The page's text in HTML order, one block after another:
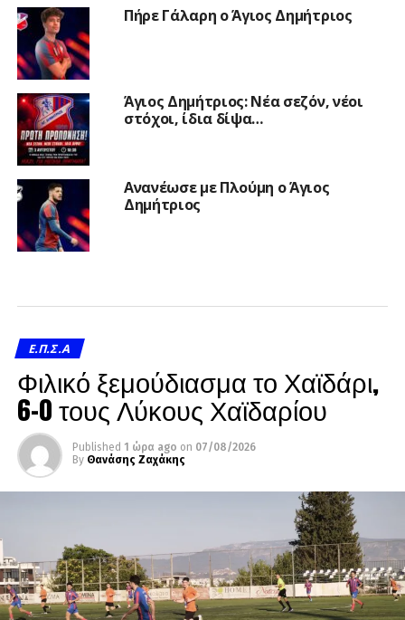
Πήρε Γάλαρη ο Άγιος Δημήτριος
Άγιος Δημήτριος: Νέα σεζόν, νέοι
στόχοι, ίδια δίψα…
Ανανέωσε με Πλούμη ο Άγιος
Δημήτριος
Ε.Π.Σ.Α
Φιλικό ξεμούδιασμα το Χαϊδάρι,
6-0 τους Λύκους Χαϊδαρίου
Published 1 ώρα ago on 07/08/2026
By Θανάσης Ζαχάκης